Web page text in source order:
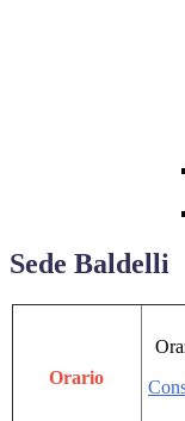
Sede Baldelli
Orario